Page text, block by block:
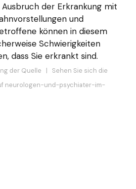
der Erkrankung mit
und
können in diesem
Schwierigkeiten
dass Sie erkrankt sind.
der Quelle | Sehen Sie sich die
neurologen-und-psychiater-im-